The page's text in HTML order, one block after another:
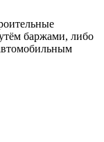
баржами, либо